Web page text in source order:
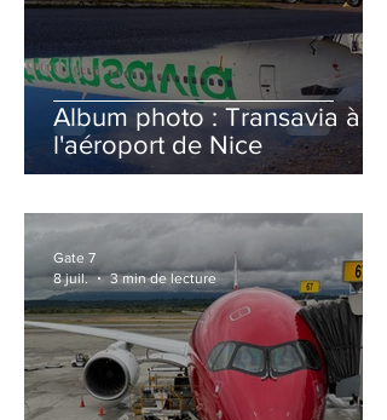
Album photo : Transavia à
l'aéroport de Nice
Gate 7
8 juil.
3 min de lecture